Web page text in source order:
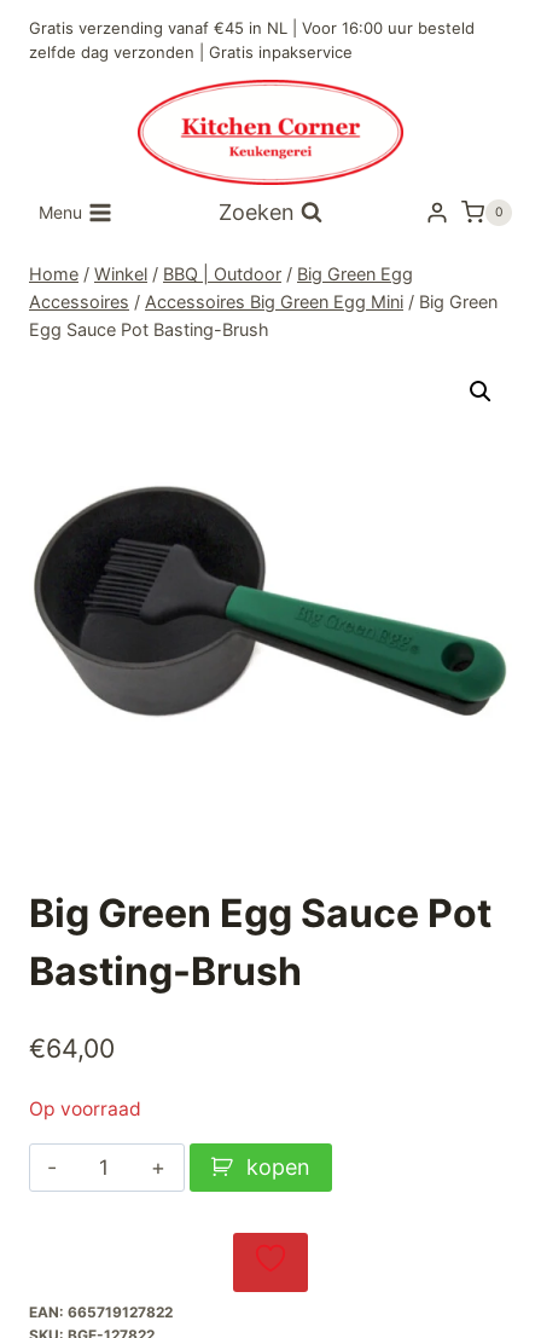
naar
Gratis verzending vanaf €45 in NL | Voor 16:00 uur besteld
zelfde dag verzonden | Gratis inpakservice
Menu Zoeken 0
Home / Winkel / BBQ | Outdoor / Big Green Egg
Accessoires / Accessoires Big Green Egg Mini / Big Green
Egg Sauce Pot Basting-Brush
Big Green Egg Sauce Pot
Basting-Brush
€64,00
Op voorraad
Big
Green
Basting-
kopen
EAN: 665719127822